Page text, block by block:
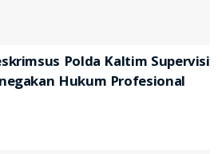
Polda Kaltim Supervisi
Hukum Profesional